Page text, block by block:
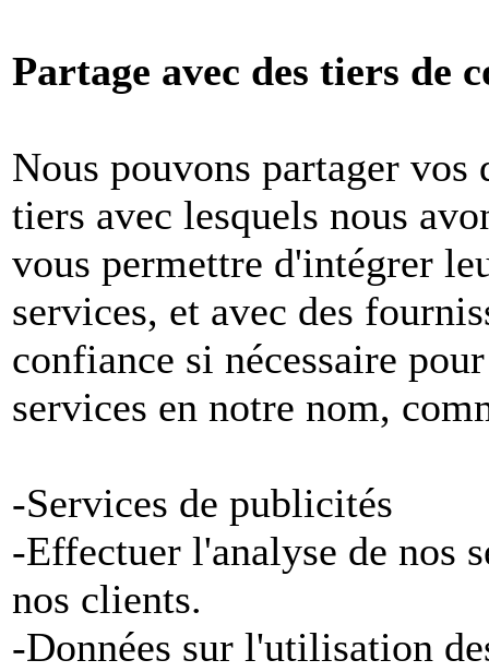
Partage avec des tiers de
Nous pouvons partager vos
tiers avec lesquels nous
vous permettre d'intégrer
services, et avec des
confiance si nécessaire
services en notre nom,
-Services de publicités
-Effectuer l'analyse de nos
nos clients.
-Données sur l'utilisation